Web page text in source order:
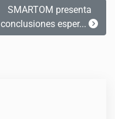
SMARTOM presenta
conclusiones esper...